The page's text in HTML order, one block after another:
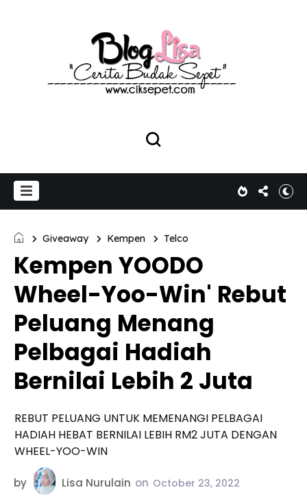
Giveaway Kempen Telco
Kempen YOODO
Wheel-Yoo-Win' Rebut
Peluang Menang
Pelbagai Hadiah
Bernilai Lebih 2 Juta
REBUT PELUANG UNTUK MEMENANGI PELBAGAI
HADIAH HEBAT BERNILAI LEBIH RM2 JUTA DENGAN
WHEEL-YOO-WIN
by Lisa Nurulain on October 23, 2022